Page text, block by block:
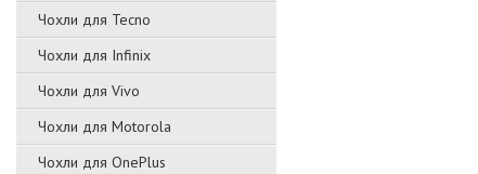
Чохли для Tecno
Чохли для Infinix
Чохли для Vivo
Чохли для Motorola
Чохли для OnePlus